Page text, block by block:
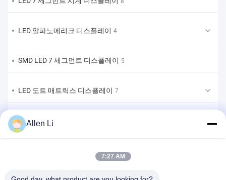
LED 알파노메리크 디스플레이 4
SMD LED 7 세그먼트 디스플레이 5
LED 도트 매트릭스 디스플레이 7
LED 막대 그래프 디스플레이
Allen Li
7:27 AM